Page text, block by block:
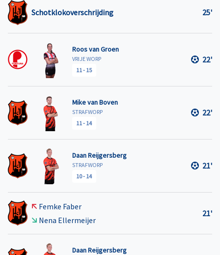
Schotklokoverschrijding 25'
Roos van Groen
VRIJE WORP
11- 15
22'
Mike van Boven
STRAFWORP
11- 14
22'
Daan Reijgersberg
STRAFWORP
10- 14
21'
Femke Faber
Nena Ellermeijer
21'
Daan Reijgersberg